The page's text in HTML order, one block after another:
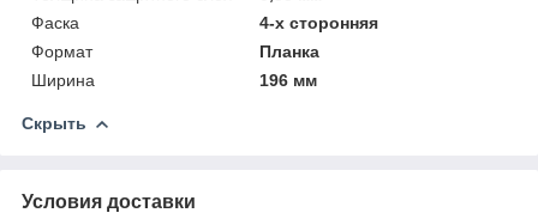
Фаска
4-х сторонняя
Формат
Планка
Ширина
196 мм
Скрыть
Условия доставки